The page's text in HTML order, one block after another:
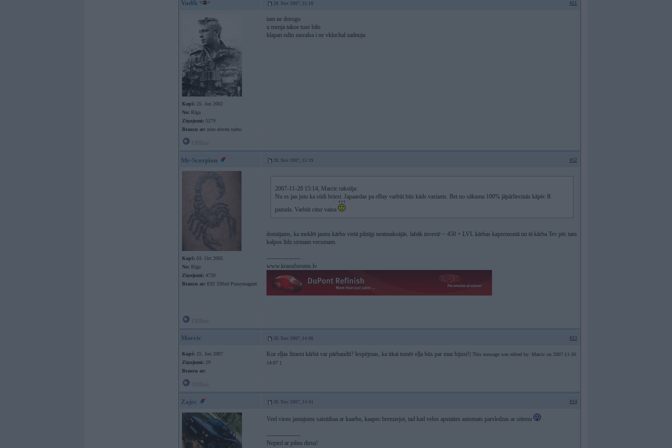
Vadik 28. Nov 2007, 15:16 #11
Kopš: 25. Jun 2002
No: Rīga
Ziņojumi: 5279
Braucu ar: nine eleven turbo
tam ne dorogo
u menja takoe toze bilo
klapan odin zasralsa i ne vkluchal zadnuju
Mr-Scorpion 28. Nov 2007, 15:19 #12
Kopš: 03. Oct 2005
No: Rīga
Ziņojumi: 4720
Braucu ar: E92 330xd Pussymagnet
2007-11-28 15:14, Marcic rakstīja:
Nu es jau jutu ka sūdi briest. Japaardas pa eBay varbūt būs kāds variants. Bet no sākuma 100% jāpārliecinās kāpēc R
pazuda. Varbūt citur vaina
domājams, ka meklēt jaunu kārbu vietā pilnīgi neatmaksājās. labāk investē ~ 450 + LVL kārbas kapremontā un tā kārba Tev pēc tam
kalpos līdz sirmam vecumam.
-----------------
www.krasuforums.lv
Marcic 30. Nov 2007, 14:06 #13
Kopš: 25. Jun 2007
Ziņojumi: 29
Braucu ar:
Kur eļļas līmeni kārbā var pārbaudīt? Iespējmas, ka tikai tomēr eļļa būs par maz bijusi![ This message was edited by: Marcic on 2007-11-30
14:07 ]
Zajec 30. Nov 2007, 14:41 #14
Veel viens jautajums saistiibaa ar kaarbu, kaapec bremzejot, tad kad velos apstaties automats parsledzas ar sitienu
-----------------
Nepird ar pilnu dirsu!